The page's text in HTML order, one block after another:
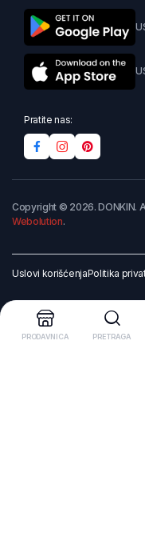
Pratite nas:
Copyright © 2026. DONKIN.
Webolution.
Uslovi korišćenjaPolitika
PRODAVNICA PRETRAGA